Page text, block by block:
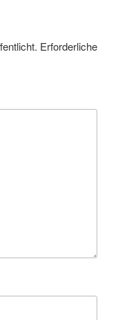
Erforderliche